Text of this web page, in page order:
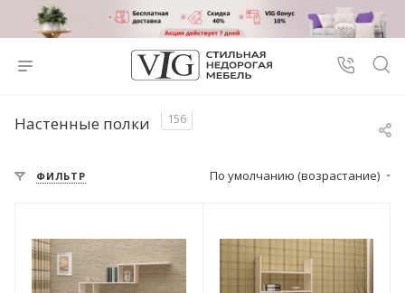
Настенные полки 156
ФИЛЬТР По умолчанию (возрастание)